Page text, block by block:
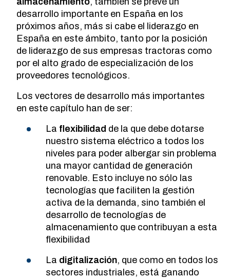
desarrollo importante en España en los
próximos años, más si cabe el liderazgo en
España en este ámbito, tanto por la posición
de liderazgo de sus empresas tractoras como
por el alto grado de especialización de los
proveedores tecnológicos.
Los vectores de desarrollo más importantes
en este capítulo han de ser:
La flexibilidad de la que debe dotarse
nuestro sistema eléctrico a todos los
niveles para poder albergar sin problema
una mayor cantidad de generación
renovable. Esto incluye no sólo las
tecnologías que faciliten la gestión
activa de la demanda, sino también el
desarrollo de tecnologías de
almacenamiento que contribuyan a esta
flexibilidad
La digitalización, que como en todos los
sectores industriales, está ganando